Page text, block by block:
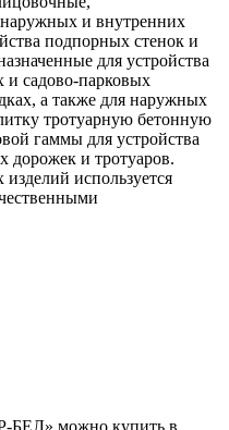
и внутренних
подпорных стенок и
для устройства
и садово-парковых
а также для наружных
тротуарную бетонную
гаммы для устройства
и тротуаров.
используется
можно купить в